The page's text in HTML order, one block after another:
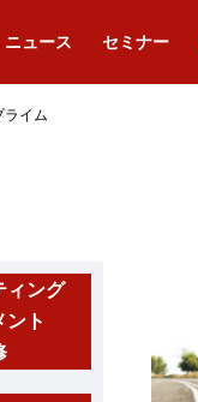
ニュース セミナー
ライム
ィング
ント